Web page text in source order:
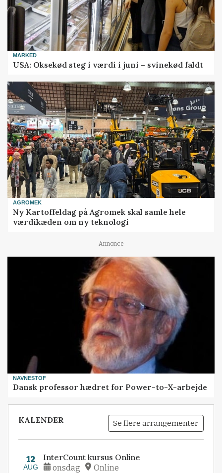
MARKED
USA: Oksekød steg i værdi i juni – svinekød faldt
AGROMEK
Ny Kartoffeldag på Agromek skal samle hele
værdikæden om ny teknologi
Annonce
NAVNESTOF
Dansk professor hædret for Power-to-X-arbejde
KALENDER Se flere arrangementer
12
AUG
InterCount kursus Online
onsdag Online